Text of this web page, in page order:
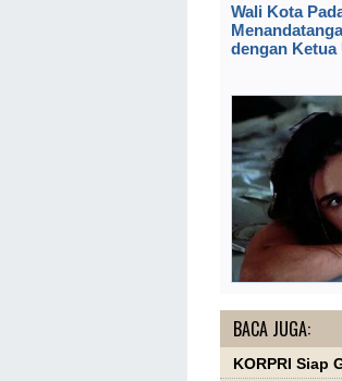
Wali Kota
dengan Ketua
BACA JUGA:
KORPRI Siap